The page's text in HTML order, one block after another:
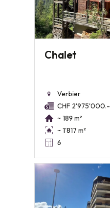
Chalet
Verbier
CHF 2'975'000.-
~ 189 m²
~ 1'817 m²
6